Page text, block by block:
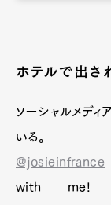
ホテルで出さ
ソーシャルメデ
いる。
@josieinfrance
with